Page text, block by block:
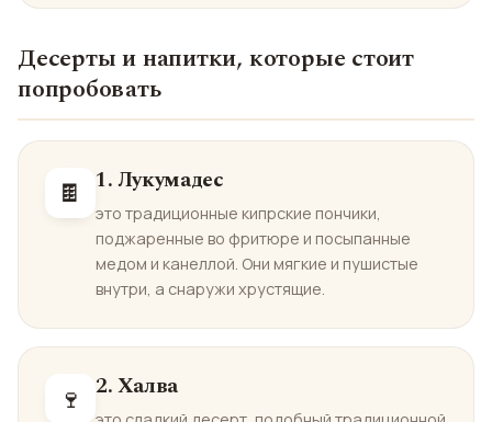
Десерты и напитки, которые стоит
попробовать
🍫 1. Лукумадес
это традиционные кипрские пончики,
поджаренные во фритюре и посыпанные
медом и канеллой. Они мягкие и пушистые
внутри, а снаружи хрустящие.
🍷 2. Халва